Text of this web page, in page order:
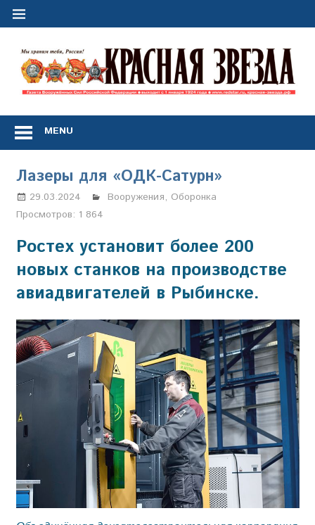
Перейти
Сил
Российской
Федерации
*
выходит
с
января
1924
года
MENU
Лазеры для «ОДК-Сатурн»
29.03.2024 Настя Свиридова
Вооружения, Оборонка
Просмотров: 1 864
Ростех установит более 200
новых станков на производстве
авиадвигателей в Рыбинске.